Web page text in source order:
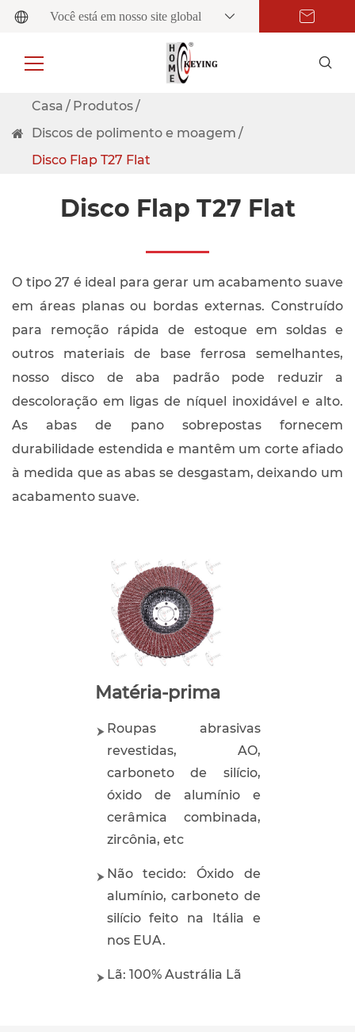
Você está em nosso site global
Casa
Produtos
Discos de polimento e moagem
Disco Flap T27 Flat
Disco Flap T27 Flat
O tipo 27 é ideal para gerar um acabamento suave
em áreas planas ou bordas externas. Construído
para remoção rápida de estoque em soldas e
outros materiais de base ferrosa semelhantes,
nosso disco de aba padrão pode reduzir a
descoloração em ligas de níquel inoxidável e alto.
As abas de pano sobrepostas fornecem
durabilidade estendida e mantêm um corte afiado
à medida que as abas se desgastam, deixando um
acabamento suave.
Matéria-prima
Roupas abrasivas
revestidas, AO,
carboneto de silício,
óxido de alumínio e
cerâmica combinada,
zircônia, etc
Não tecido: Óxido de
alumínio, carboneto de
silício feito na Itália e
nos EUA.
Lã: 100% Austrália Lã